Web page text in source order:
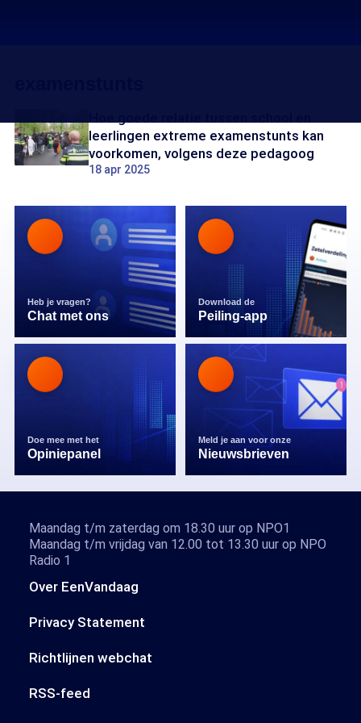
leerlingen extreme examenstunts kan
voorkomen, volgens deze pedagoog
18 apr 2025
Heb je vragen?
Chat met ons
Download de
Peiling-app
Doe mee met het
Opiniepanel
Meld je aan voor onze
Nieuwsbrieven
Over EenVandaag
Privacy Statement
Richtlijnen webchat
RSS-feed
Maandag t/m zaterdag om 18.30 uur op NPO1
Maandag t/m vrijdag van 12.00 tot 13.30 uur op NPO
Radio 1